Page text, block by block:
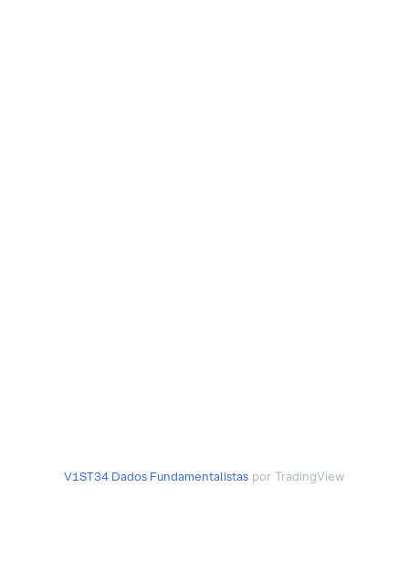
V1ST34 Dados Fundamentalistas por TradingView